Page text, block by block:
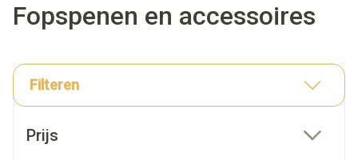
Fopspenen en accessoires
Filteren
Prijs